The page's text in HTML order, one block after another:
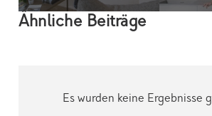
Ähnliche Beiträge
Es wurden keine Ergebnisse